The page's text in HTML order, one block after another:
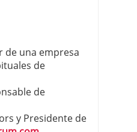
de una empresa
de
de
y Presidente de